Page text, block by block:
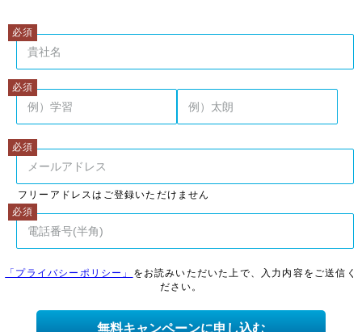
フリーアドレスはご登録いただけません
「プライバシーポリシー」
をお読みいただいた上で、入力内容をご送信く
ださい。